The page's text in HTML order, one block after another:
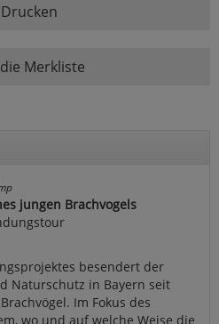
Drucken
Merkliste
jungen Brachvogels
besendert der
Naturschutz in Bayern seit
Im Fokus des
wo und auf welche Weise die